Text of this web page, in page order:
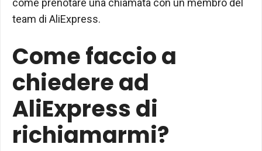
come prenotare una chiamata con un membro del
team di AliExpress.
Come faccio a
chiedere ad
AliExpress di
richiamarmi?